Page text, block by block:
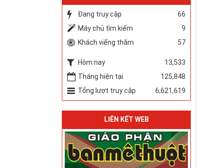
Đang truy cập
66
Máy chủ tìm kiếm
9
Khách viếng thăm
57
Hôm nay
13,533
Tháng hiện tại
125,848
Tổng lượt truy cập
6,621,619
LIÊN KẾT WEB